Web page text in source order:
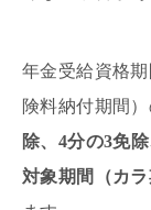
年金受給資格
険料納付期間）
除、4分の3免
対象期間（カラ